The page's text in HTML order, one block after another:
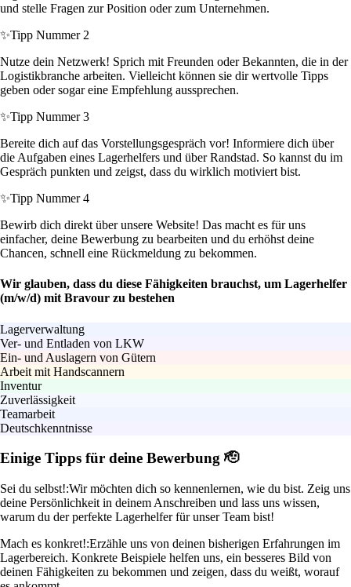
und stelle Fragen zur Position oder zum Unternehmen.
✨Tipp Nummer 2
Nutze dein Netzwerk! Sprich mit Freunden oder Bekannten, die in der
Logistikbranche arbeiten. Vielleicht können sie dir wertvolle Tipps
geben oder sogar eine Empfehlung aussprechen.
✨Tipp Nummer 3
Bereite dich auf das Vorstellungsgespräch vor! Informiere dich über
die Aufgaben eines Lagerhelfers und über Randstad. So kannst du im
Gespräch punkten und zeigst, dass du wirklich motiviert bist.
✨Tipp Nummer 4
Bewirb dich direkt über unsere Website! Das macht es für uns
einfacher, deine Bewerbung zu bearbeiten und du erhöhst deine
Chancen, schnell eine Rückmeldung zu bekommen.
Wir glauben, dass du diese Fähigkeiten brauchst, um Lagerhelfer
(m/w/d) mit Bravour zu bestehen
Lagerverwaltung
Ver- und Entladen von LKW
Ein- und Auslagern von Gütern
Arbeit mit Handscannern
Inventur
Zuverlässigkeit
Teamarbeit
Deutschkenntnisse
Einige Tipps für deine Bewerbung 🫡
Sei du selbst!:Wir möchten dich so kennenlernen, wie du bist. Zeig uns
deine Persönlichkeit in deinem Anschreiben und lass uns wissen,
warum du der perfekte Lagerhelfer für unser Team bist!
Mach es konkret!:Erzähle uns von deinen bisherigen Erfahrungen im
Lagerbereich. Konkrete Beispiele helfen uns, ein besseres Bild von
deinen Fähigkeiten zu bekommen und zeigen, dass du weißt, worauf